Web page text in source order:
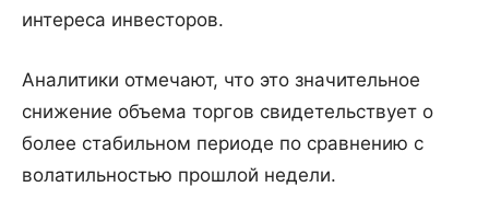
интереса инвесторов.
Аналитики отмечают, что это значительное
снижение объема торгов свидетельствует о
более стабильном периоде по сравнению с
волатильностью прошлой недели.